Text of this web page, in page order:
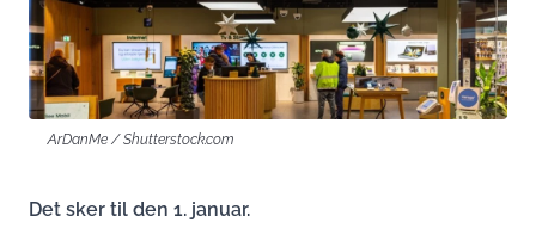
ArDanMe / Shutterstock.com
Det sker til den 1. januar.